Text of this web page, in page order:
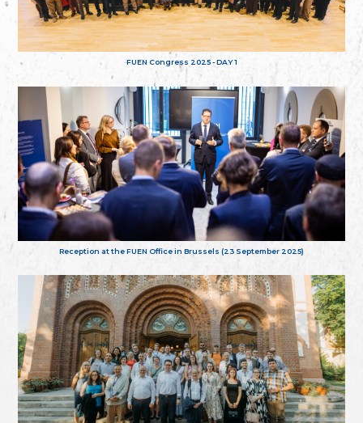
FUEN Congress 2025 - DAY 1
Reception at the FUEN Office in Brussels (23 September 2025)